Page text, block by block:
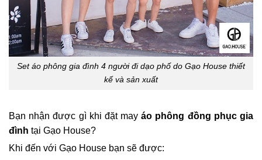
Set áo phông gia đình 4 người đi dạo phố do Gạo House thiết
kế và sản xuất
Bạn nhận được gì khi đặt mayáo phông đồng phục gia
đình tại Gạo House?
Khi đến với Gạo House bạn sẽ được: